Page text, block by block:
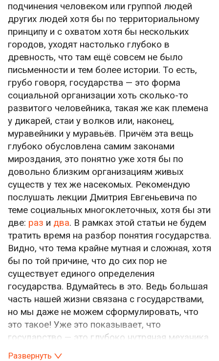
подчинения человеком или группой людей
других людей хотя бы по территориальному
принципу и с охватом хотя бы нескольких
городов, уходят настолько глубоко в
древность, что там ещё совсем не было
письменности и тем более истории. То есть,
грубо говоря, государства — это форма
социальной организации хоть сколько-то
развитого человейника, такая же как племена
у дикарей, стаи у волков или, наконец,
муравейники у муравьёв. Причём эта вещь
глубоко обусловлена самим законами
мироздания, это понятно уже хотя бы по
довольно близким организациям живых
существ у тех же насекомых. Рекомендую
послушать лекции Дмитрия Евгеньевича по
теме социальных многоклеточных, хотя бы эти
две: раз и два. В рамках этой статьи не будем
тратить время на разбор понятия государства.
Видно, что тема крайне мутная и сложная, хотя
бы по той причине, что до сих пор не
существует единого определения
государства. Вдумайтесь в это. Ведь большая
часть нашей жизни связана с государствами,
но мы даже не можем сформулировать, что
это такое! Уже это показывает, что
государство — это глубоко нутряная механика
для людей. Как известно, меньше всех о воде
Развернуть